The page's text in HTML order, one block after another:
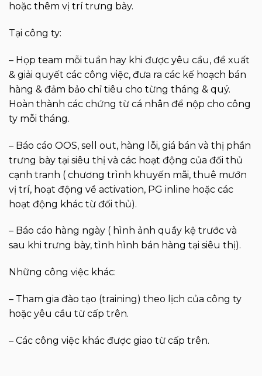
hoặc thêm vị trí trưng bày.
Tại công ty:
– Họp team mỗi tuần hay khi được yêu cầu, đề xuất
& giải quyết các công việc, đưa ra các kế hoạch bán
hàng & đảm bảo chỉ tiêu cho từng tháng & quý.
Hoàn thành các chứng từ cá nhân để nộp cho công
ty mỗi tháng.
– Báo cáo OOS, sell out, hàng lỗi, giá bán và thị phần
trưng bày tại siêu thị và các hoạt động của đối thủ
cạnh tranh ( chương trình khuyến mãi, thuê mướn
vị trí, hoạt động về activation, PG inline hoặc các
hoạt động khác từ đối thủ).
– Báo cáo hàng ngày ( hình ảnh quầy kệ trước và
sau khi trưng bày, tình hình bán hàng tại siêu thị).
Những công việc khác:
– Tham gia đào tạo (training) theo lịch của công ty
hoặc yêu cầu từ cấp trên.
– Các công việc khác được giao từ cấp trên.